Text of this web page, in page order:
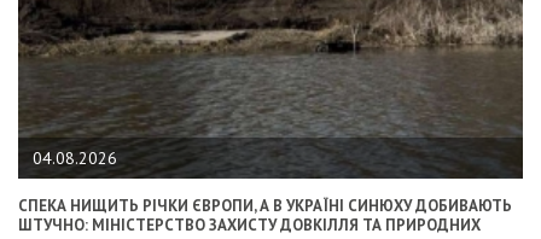
04.08.2026
СПЕКА НИЩИТЬ РІЧКИ ЄВРОПИ, А В УКРАЇНІ СИНЮХУ ДОБИВАЮТЬ
ШТУЧНО: МІНІСТЕРСТВО ЗАХИСТУ ДОВКІЛЛЯ ТА ПРИРОДНИХ